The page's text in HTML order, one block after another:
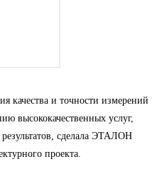
качества и точности измерений
высококачественных услуг,
сделала ЭТАЛОН
проекта.